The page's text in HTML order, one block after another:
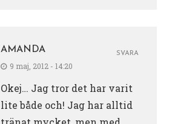
AMANDA
9 maj, 2012 - 14:20
Okej… Jag tror det har varit
lite både och! Jag har alltid
SVARA